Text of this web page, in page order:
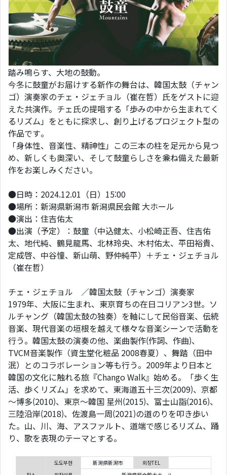
踏み鳴らす、大地の鼓動。
今冬に鼓童がお届けする新作の舞台は、韓国太鼓（チャン
ゴ）演奏家のチェ・ジェチョル（崔在哲）氏をゲストに迎
えた共演作。チェ氏の提唱する「歩みの中から生まれてく
るリズム」をともに探求し、創り上げるプロジェクト型の
作品です。
「身体性、音楽性、精神性」この三本の柱を足元から見つ
め、新しくも奥深い、そして鼓童らしさを兼ね備えた最新
作をお楽しみください。
●日時：2024.12.01（日）15:00
●場所：新潟県新潟市 新潟県民会館 大ホール
●演出：住吉佑太
●出演（予定）：鼓童（中込健太、小松崎正吾、住吉佑
太、地代純、鶴見龍馬、北林玲央、木村佑太、平田裕貴、
定成啓、中谷憧、新山萌、野仲純平）＋チェ・ジェチョル
（崔在哲）
チェ・ジェチョル ／韓国太鼓（チャンゴ）演奏家
1979年、大阪に生まれ、東京育ちの在日コリアン3世。ソ
ルチャング（韓国太鼓の独奏）を軸にして民俗音楽、伝統
音楽、現代音楽の垣根を越えて様々な音楽シーンで活動を
行う。韓国太鼓の演奏の他、楽曲製作(作詞、作曲)、
TVCM音楽製作（資生堂化粧品 2008春夏）、舞踏（田中
泯）とのコラボレーション等も行う。2009年より日本と
韓国の文化に触れる旅『Chango Walk』始める。「歩く生
活、歩くリズム」を求めて、東海道五十三次(2009)、京都
～博多(2010)、東京～韓国 星州(2015)、富士山詣(2016)、
三陸沿岸(2018)、佐渡島一周(2021)の道のりを叩き歩い
た。山、川、海、アスファルト、道端で感じるリズム、踊
り、歌を表現のテーマとする。
도도부현 新潟県新潟市
회장TEL